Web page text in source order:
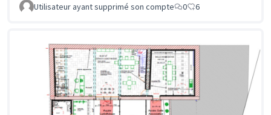
Utilisateur ayant supprimé son compte
0 6